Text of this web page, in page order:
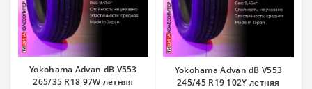
Yokohama Advan dB V553
265/35 R18 97W летняя
Yokohama Advan dB V553
245/45 R19 102Y летняя